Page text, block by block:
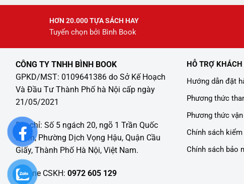
HƠN 20.000 TỰA SÁCH HAY
Tuyển chọn bởi Bình Book
CÔNG TY TNHH BÌNH BOOK
GPKD/MST: 0109641386 do Sở Kế Hoạch
Và Đầu Tư Thành Phố hà Nội cấp ngày
21/05/2021
Địa chỉ: Số 5 ngách 20, ngõ 1 Trần Quốc
Hoàn, Phường Dịch Vọng Hậu, Quận Cầu
Giấy, Thành Phố Hà Nội, Việt Nam.
Hotline CSKH: 0972 605 129
HỖ TRỢ
Hướng dẫn đặt
Phương thức
Phương thức
Chính sách
Chính sách bảo